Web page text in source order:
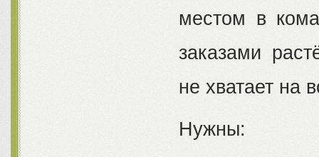
местом в
заказами
не хватает на
Нужны: